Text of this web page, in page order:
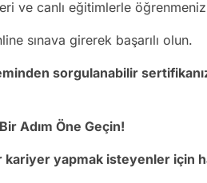
ve canlı eğitimlerle
sınava girerek başarılı olun.
sorgulanabilir
Adım Öne Geçin!
yapmak isteyenler için